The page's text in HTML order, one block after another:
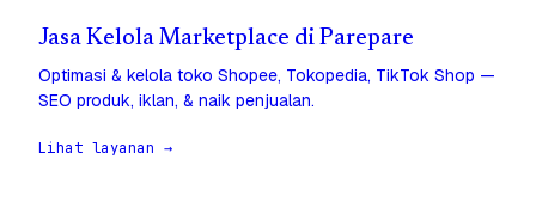
Jasa Kelola Marketplace di Parepare
Optimasi & kelola toko Shopee, Tokopedia, TikTok Shop —
SEO produk, iklan, & naik penjualan.
Lihat layanan →